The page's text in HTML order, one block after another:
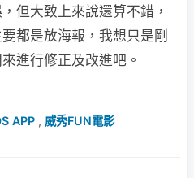
但大致上來說還算不錯，
都是放海報，我想只是剛
進行修正及改進吧。
APP , 威秀FUN電影